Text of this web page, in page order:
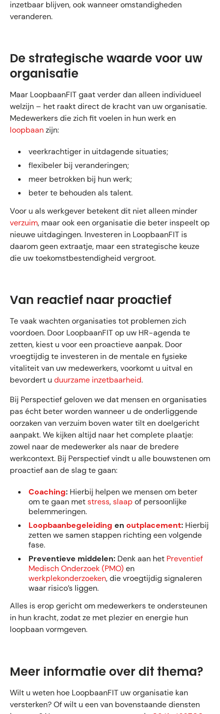
inzetbaar blijven, ook wanneer omstandigheden
veranderen.
De strategische waarde voor uw
organisatie
Maar LoopbaanFIT gaat verder dan alleen individueel
welzijn – het raakt direct de kracht van uw organisatie.
Medewerkers die zich fit voelen in hun werk en
loopbaanzijn:
veerkrachtiger in uitdagende situaties;
flexibeler bij veranderingen;
meer betrokken bij hun werk;
beter te behouden als talent.
Voor u als werkgever betekent dit niet alleen minder
verzuim, maar ook een organisatie die beter inspeelt op
nieuwe uitdagingen. Investeren in LoopbaanFIT is
daarom geen extraatje, maar een strategische keuze
die uw toekomstbestendigheid vergroot.
Van reactief naar proactief
Te vaak wachten organisaties tot problemen zich
voordoen. Door LoopbaanFIT op uw HR-agenda te
zetten, kiest u voor een proactieve aanpak. Door
vroegtijdig te investeren in de mentale en fysieke
vitaliteit van uw medewerkers, voorkomt u uitval en
bevordert u duurzame inzetbaarheid.
Bij Perspectief geloven we dat mensen en organisaties
pas écht beter worden wanneer u de onderliggende
oorzaken van verzuim boven water tilt en doelgericht
aanpakt. We kijken altijd naar het complete plaatje:
zowel naar de medewerker als naar de bredere
werkcontext. Bij Perspectief vindt u alle bouwstenen om
proactief aan de slag te gaan:
Coaching: Hierbij helpen we mensen om beter
om te gaan metstress,slaapof persoonlijke
belemmeringen.
Loopbaanbegeleiding en outplacement: Hierbij
zetten we samen stappen richting een volgende
fase.
Preventieve middelen: Denk aan het Preventief
Medisch Onderzoek (PMO)en
werkplekonderzoeken, die vroegtijdig signaleren
waar risico’s liggen.
Alles is erop gericht om medewerkers te ondersteunen
in hun kracht, zodat ze met plezier en energie hun
loopbaan vormgeven.
Meer informatie over dit thema?
Wilt u weten hoe LoopbaanFIT uw organisatie kan
versterken? Of wilt u een van bovenstaande diensten